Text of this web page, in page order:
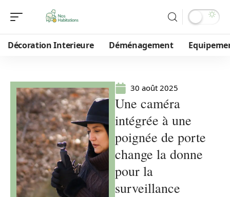
Décoration Interieure Déménagement
30 août 2025
Une caméra
intégrée à une
poignée de porte
change la donne
pour la
surveillance